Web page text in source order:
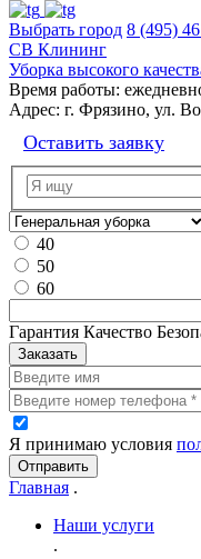
Выбрать город 8 (495)
СВ Клининг
Уборка высокого
Время работы:
Адрес: г. Фрязино, ул.
Оставить заявку
40
50
60
Гарантия Качество
Заказать
Я принимаю условия
Отправить
Главная .
Наши услуги
.